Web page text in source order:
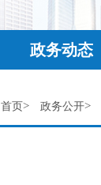
政务动态
首页> 政务公开>